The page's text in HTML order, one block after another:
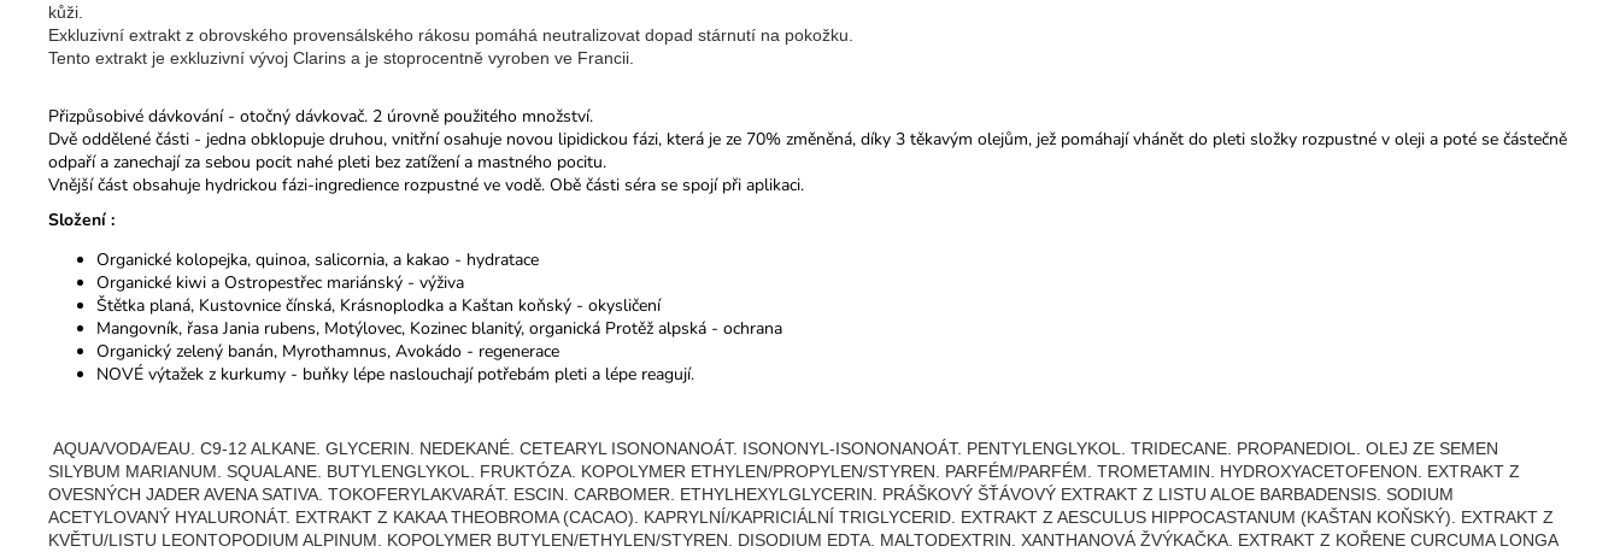
kůži.
Exkluzivní extrakt z obrovského provensálského rákosu pomáhá neutralizovat dopad stárnutí na pokožku.
Tento extrakt je exkluzivní vývoj Clarins a je stoprocentně vyroben ve Francii.
Přizpůsobivé dávkování - otočný dávkovač. 2 úrovně použitého množství.
Dvě oddělené části - jedna obklopuje druhou, vnitřní osahuje novou lipidickou fázi, která je ze 70% změněná, díky 3 těkavým olejům, jež pomáhají vhánět do pleti složky rozpustné v oleji a poté se částečně
odpaří a zanechají za sebou pocit nahé pleti bez zatížení a mastného pocitu.
Vnější část obsahuje hydrickou fázi-ingredience rozpustné ve vodě. Obě části séra se spojí při aplikaci.
Složení :
Organické kolopejka, quinoa, salicornia, a kakao - hydratace
Organické kiwi a Ostropestřec mariánský - výživa
Štětka planá, Kustovnice čínská, Krásnoplodka a Kaštan koňský - okysličení
Mangovník, řasa Jania rubens, Motýlovec, Kozinec blanitý, organická Protěž alpská - ochrana
Organický zelený banán, Myrothamnus, Avokádo - regenerace
NOVÉ výtažek z kurkumy - buňky lépe naslouchají potřebám pleti a lépe reagují.
AQUA/VODA/EAU. C9-12 ALKANE. GLYCERIN. NEDEKANÉ. CETEARYL ISONONANOÁT. ISONONYL-ISONONANOÁT. PENTYLENGLYKOL. TRIDECANE. PROPANEDIOL. OLEJ ZE SEMEN
SILYBUM MARIANUM. SQUALANE. BUTYLENGLYKOL. FRUKTÓZA. KOPOLYMER ETHYLEN/PROPYLEN/STYREN. PARFÉM/PARFÉM. TROMETAMIN. HYDROXYACETOFENON. EXTRAKT Z
OVESNÝCH JADER AVENA SATIVA. TOKOFERYLAKVARÁT. ESCIN. CARBOMER. ETHYLHEXYLGLYCERIN. PRÁŠKOVÝ ŠŤÁVOVÝ EXTRAKT Z LISTU ALOE BARBADENSIS. SODIUM
ACETYLOVANÝ HYALURONÁT. EXTRAKT Z KAKAA THEOBROMA (CACAO). KAPRYLNÍ/KAPRICIÁLNÍ TRIGLYCERID. EXTRAKT Z AESCULUS HIPPOCASTANUM (KAŠTAN KOŇSKÝ). EXTRAKT Z
KVĚTU/LISTU LEONTOPODIUM ALPINUM. KOPOLYMER BUTYLEN/ETHYLEN/STYREN. DISODIUM EDTA. MALTODEXTRIN. XANTHANOVÁ ŽVÝKAČKA. EXTRAKT Z KOŘENE CURCUMA LONGA